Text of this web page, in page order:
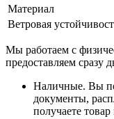
Материал
Ветровая
Мы работаем с
предоставляем сразу
Наличные. Вы
документы,
получаете товар